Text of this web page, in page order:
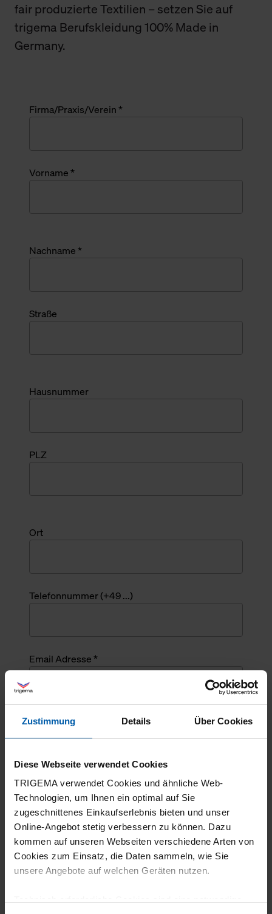
Zustimmung Details Über Cookies
Diese Webseite verwendet Cookies
TRIGEMA verwendet Cookies und ähnliche Web-
Technologien, um Ihnen ein optimal auf Sie
zugeschnittenes Einkaufserlebnis bieten und unser
Online-Angebot stetig verbessern zu können. Dazu
kommen auf unseren Webseiten verschiedene Arten von
Cookies zum Einsatz, die Daten sammeln, wie Sie
unsere Angebote auf welchen Geräten nutzen.
fair produzierte Textilien – setzen Sie auf
trigema Berufskleidung 100% Made in
Germany.
Firma/Praxis/Verein *
Vorname *
Nachname *
Straße
Hausnummer
PLZ
Ort
Telefonnummer (+49 ...)
Email Adresse *
Angefragte Menge *
Mehrzeiliger Text